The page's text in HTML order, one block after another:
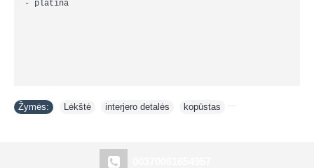
- platina
Žymės: Lėkštė interjero detalės kopūstas